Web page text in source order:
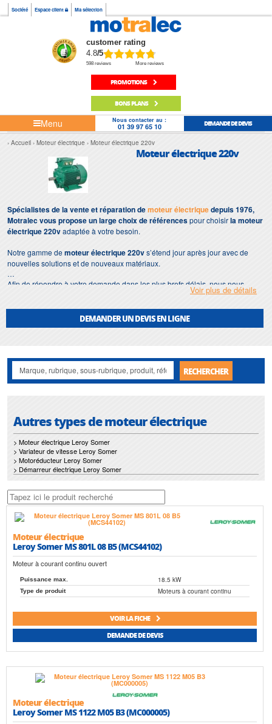
Société Espace client Ma sélection
customer rating
4.8/5
598 reviews More reviews
PROMOTIONS
BONS PLANS
Menu Nous contacter au :
01 39 97 65 10 DEMANDE DE DEVIS
Accueil Moteur électrique Moteur électrique 220v
Moteur électrique 220v
Spécialistes de la vente et réparation demoteur électriquedepuis 1976,
Motralec vous propose un large choix de référencespour choisirla moteur
électrique 220vadaptée à votre besoin.
Notre gamme demoteur électrique 220vs’étend jour après jour avec de
nouvelles solutions et de nouveaux matériaux.
Afin de répondre à votre demande dans les plus brefs délais, nous nous
moteur électrique
Motralecmet également à votre disposition son service deréparationet
Nos interventions sur toute l'Ile de France suivant vos besoins et vos
contraintes sont un gage d'efficacité, et garantissent l'absence de perturbation
de vos installations demoteur électrique 220v.
Voir plus de détails
DEMANDER UN DEVIS EN LIGNE
RECHERCHER
Autres types de moteur électrique
> Moteur électrique Leroy Somer
> Variateur de vitesse Leroy Somer
> Motoréducteur Leroy Somer
> Démarreur électrique Leroy Somer
Moteur électrique
Leroy Somer MS 801L 08 B5 (MCS44102)
Moteur à courant continu ouvert
Puissance max. 18.5 kW
Type de produit Moteurs à courant continu
VOIR LA FICHE
DEMANDE DE DEVIS
Moteur électrique
Leroy Somer MS 1122 M05 B3 (MC000005)